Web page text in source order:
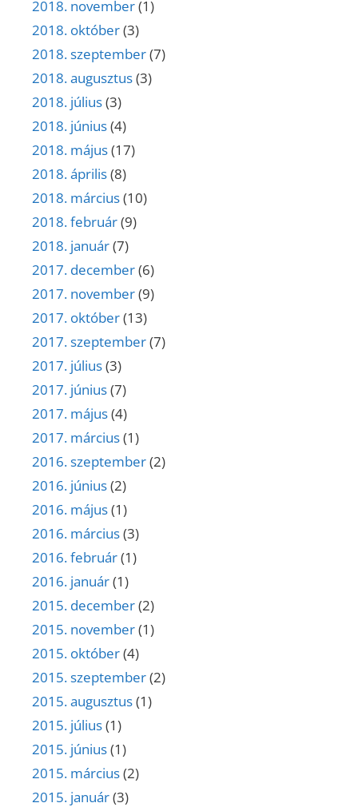
2018. november(1)
2018. október(3)
2018. szeptember(7)
2018. augusztus(3)
2018. július(3)
2018. június(4)
2018. május(17)
2018. április(8)
2018. március(10)
2018. február(9)
2018. január(7)
2017. december(6)
2017. november(9)
2017. október(13)
2017. szeptember(7)
2017. július(3)
2017. június(7)
2017. május(4)
2017. március(1)
2016. szeptember(2)
2016. június(2)
2016. május(1)
2016. március(3)
2016. február(1)
2016. január(1)
2015. december(2)
2015. november(1)
2015. október(4)
2015. szeptember(2)
2015. augusztus(1)
2015. július(1)
2015. június(1)
2015. március(2)
2015. január(3)